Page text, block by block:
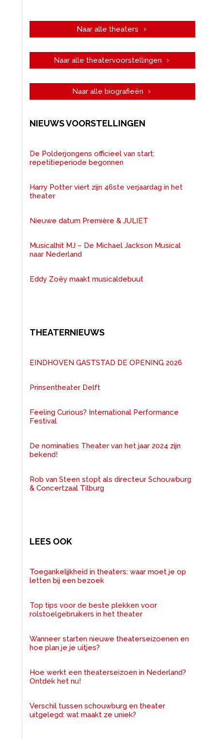
Naar alle theaters
Naar alle theatervoorstellingen
Naar alle biografieën
NIEUWS VOORSTELLINGEN
De Polderjongens officieel van start:
repetitieperiode begonnen
Harry Potter viert zijn 46ste verjaardag in het
theater
Nieuwe datum Première & JULIET
Musicalhit MJ – De Michael Jackson Musical
naar Nederland
Eddy Zoëy maakt musicaldebuut
THEATERNIEUWS
EINDHOVEN GASTSTAD DE OPENING 2026
Prinsentheater Delft
Feeling Curious? International Performance
Festival
De nominaties Theater van het jaar 2024 zijn
bekend!
Rob van Steen stopt als directeur Schouwburg
& Concertzaal Tilburg
LEES OOK
Toegankelijkheid in theaters: waar moet je op
letten bij een bezoek
Top tips voor de beste plekken voor
rolstoelgebruikers in het theater
Wanneer starten nieuwe theaterseizoenen en
hoe plan je je uitjes?
Hoe werkt een theaterseizoen in Nederland?
Ontdek het nu!
Verschil tussen schouwburg en theater
uitgelegd: wat maakt ze uniek?